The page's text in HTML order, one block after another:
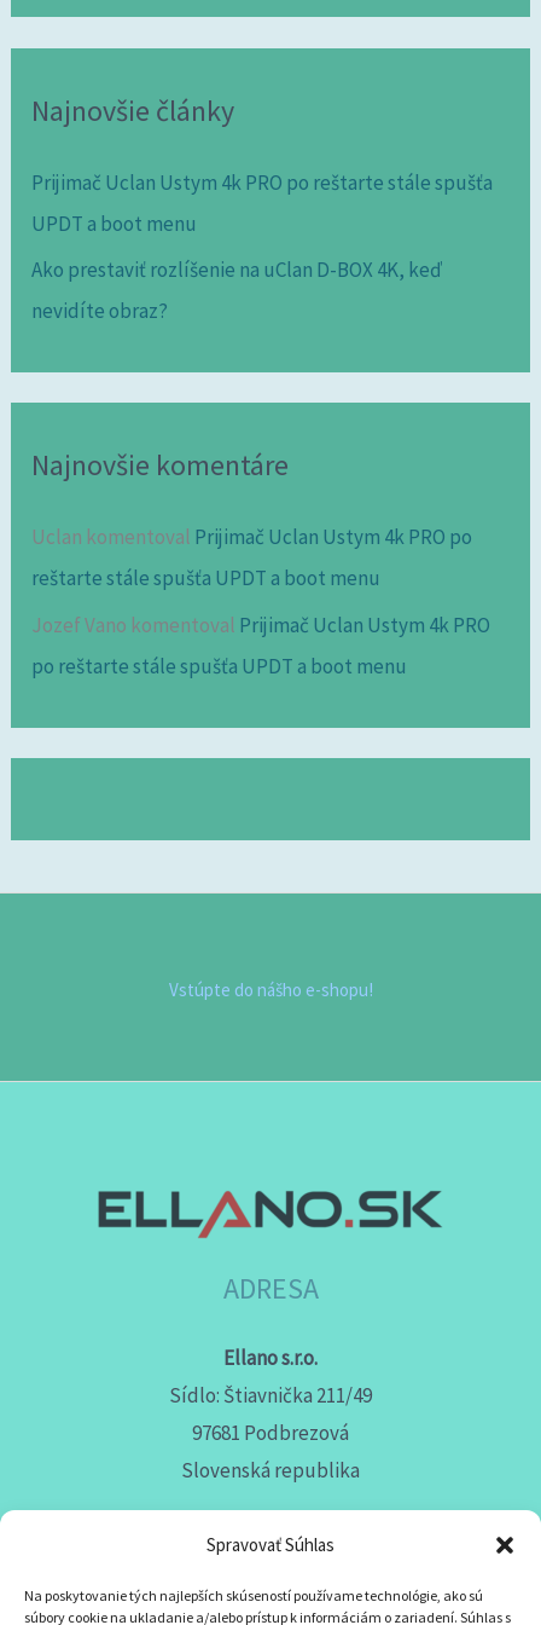
Spravovať Súhlas
Na poskytovanie tých najlepších skúseností používame technológie, ako sú
súbory cookie na ukladanie a/alebo prístup k informáciám o zariadení. Súhlas s
Najnovšie články
Prijimač Uclan Ustym 4k PRO po reštarte stále spušťa
UPDT a boot menu
Ako prestaviť rozlíšenie na uClan D-BOX 4K, keď
nevidíte obraz?
Najnovšie komentáre
Uclan komentoval Prijimač Uclan Ustym 4k PRO po
reštarte stále spušťa UPDT a boot menu
Jozef Vano komentoval Prijimač Uclan Ustym 4k PRO
po reštarte stále spušťa UPDT a boot menu
Vstúpte do nášho e-shopu!
ADRESA
Ellano s.r.o.
Sídlo: Štiavnička 211/49
97681 Podbrezová
Slovenská republika